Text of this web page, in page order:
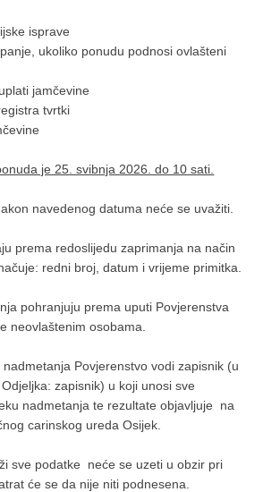
isprave
ukoliko ponudu podnosi ovlašteni
jamčevine
tvrtki
je 25. svibnja 2026. do 10 sati.
navedenog datuma neće se uvažiti.
prema redoslijedu zaprimanja na način
redni broj, datum i vrijeme primitka.
pohranjuju prema uputi Povjerenstva
neovlaštenim osobama.
Povjerenstvo vodi zapisnik (u
zapisnik) u koji unosi sve
nadmetanja te rezultate objavljuje na
carinskog ureda Osijek.
sve podatke neće se uzeti u obzir pri
će se da nije niti podnesena.